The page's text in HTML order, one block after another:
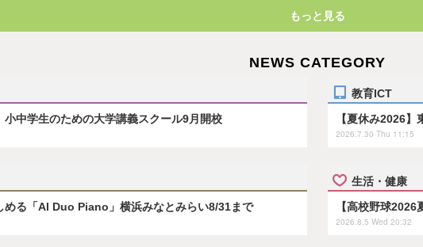
もっと見る
NEWS CATEGORY
小中学生のための大学講義スクール9月開校
教育ICT
【夏休み2026
2026.7.30 Thu 11:15
める「AI Duo Piano」横浜みなとみらい8/31まで
生活・健康
【高校野球
2026.8.5 Wed 20:32